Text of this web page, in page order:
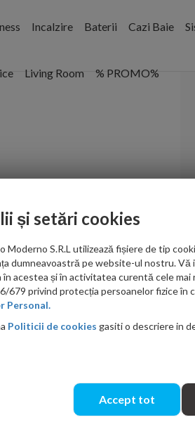
Incalzire Baterii Cazi Baie
Living Room % PROMO%
și setări cookies
Moderno S.R.L utilizează fișiere de tip
dumneavoastră pe website-ul nostru.
în acestea și în activitatea curentă cele
679 privind protecția persoanelor fizice în
Personal.
Politicii de cookies gasiti o descriere in
Accept tot